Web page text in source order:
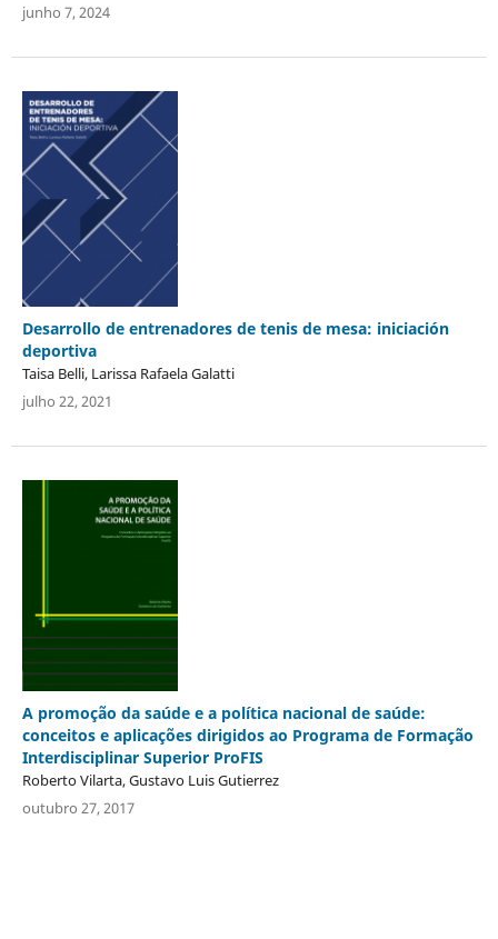
junho 7, 2024
Desarrollo de entrenadores de tenis de mesa: iniciación
deportiva
Taisa Belli, Larissa Rafaela Galatti
julho 22, 2021
A promoção da saúde e a política nacional de saúde:
conceitos e aplicações dirigidos ao Programa de Formação
Interdisciplinar Superior ProFIS
Roberto Vilarta, Gustavo Luis Gutierrez
outubro 27, 2017